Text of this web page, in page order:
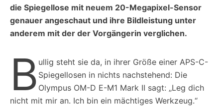
die Spiegellose mit neuem 20-Megapixel-Sensor
genauer angeschaut und ihre Bildleistung unter
anderem mit der der Vorgängerin verglichen.
B ullig steht sie da, in ihrer Größe einer APS-C-
Spiegellosen in nichts nachstehend: Die
Olympus OM-D E-M1 Mark II sagt: „Leg dich
nicht mit mir an. Ich bin ein mächtiges Werkzeug.“